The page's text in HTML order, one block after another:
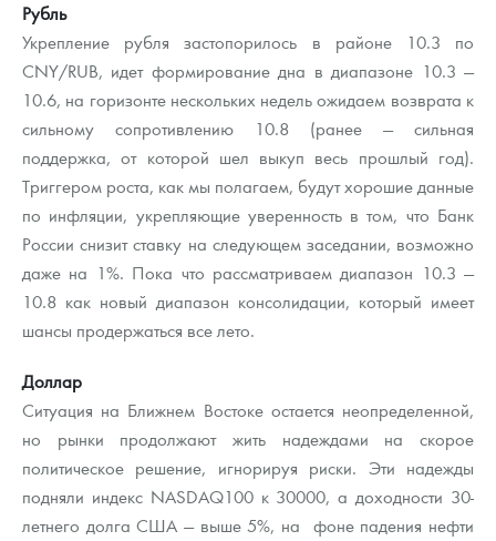
Жетоны "Необыкновенные обитатели глубин"
Ювелирные изделия
Русская нумизматика
Золотая карманная галерея
Монеты и жетоны из недрагоценных металлов
Книги по нумизматике
Политика использования Cookies
Положение по обработке и защите персональных данных
Рубль
Укрепление рубля застопорилось в районе 10.3 по
CNY/RUB, идет формирование дна в диапазоне 10.3 —
10.6, на горизонте нескольких недель ожидаем возврата к
сильному сопротивлению 10.8 (ранее — сильная
поддержка, от которой шел выкуп весь прошлый год).
Триггером роста, как мы полагаем, будут хорошие данные
по инфляции, укрепляющие уверенность в том, что Банк
России снизит ставку на следующем заседании, возможно
даже на 1%. Пока что рассматриваем диапазон 10.3 —
10.8 как новый диапазон консолидации, который имеет
шансы продержаться все лето.
Доллар
Ситуация на Ближнем Востоке остается неопределенной,
но рынки продолжают жить надеждами на скорое
политическое решение, игнорируя риски. Эти надежды
подняли индекс NASDAQ100 к 30000, а доходности 30-
летнего долга США — выше 5%, на фоне падения нефти